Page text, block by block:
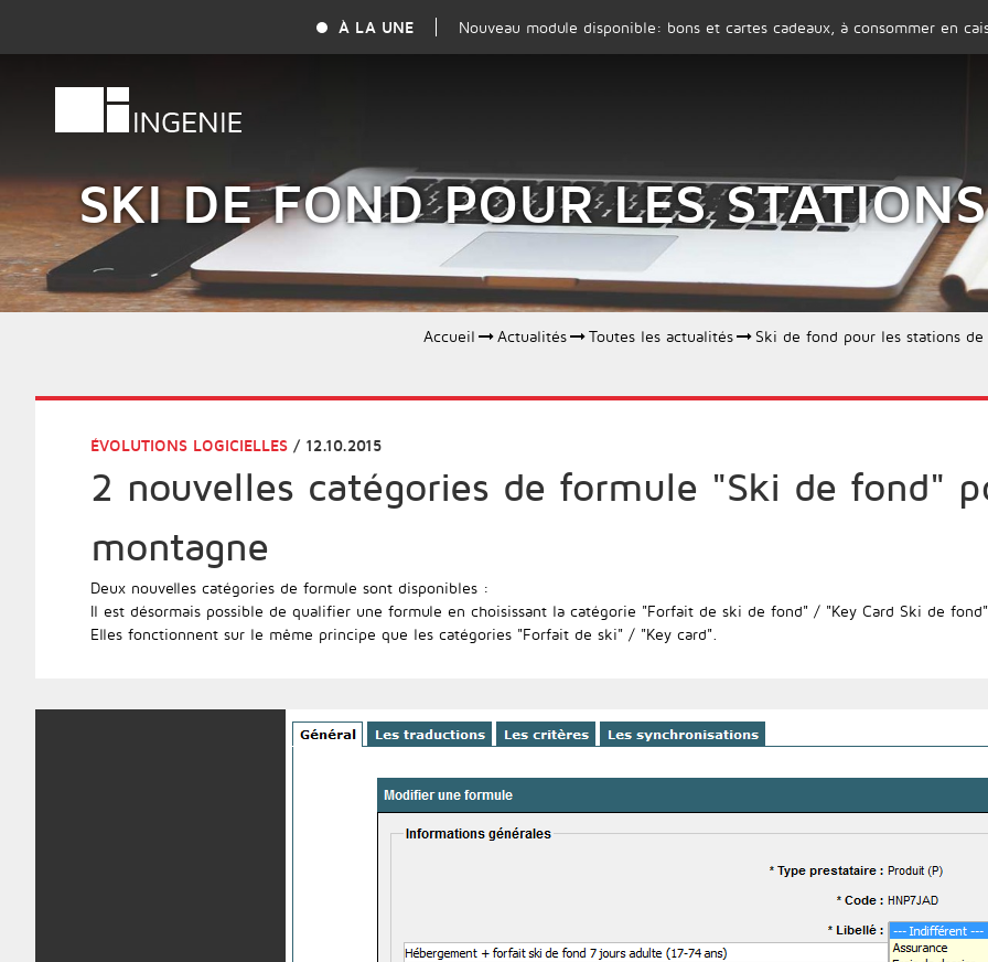
À LA UNE Nouveau module disponible: bons et cartes cadeaux, à consommer en
Accueil Actualités Toutes les actualités Ski de fond pour les stations de
SKI DE FOND POUR LES
ÉVOLUTIONS LOGICIELLES / 12.10.2015
2 nouvelles catégories de formule "Ski de fond"
montagne
Deux nouvelles catégories de formule sont disponibles :
Il est désormais possible de qualifier une formule en choisissant la catégorie "Forfait de ski de fond" / "Key Card Ski de
Elles fonctionnent sur le même principe que les catégories "Forfait de ski" / "Key card".